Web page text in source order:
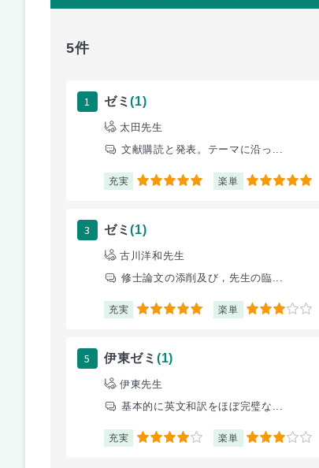
5件
1 ゼミ(1)
太田先生
文献購読と発表。テーマに沿っ...
充実 5 楽単 5
3 ゼミ(1)
古川洋和先生
修士論文の添削及び，先生の臨...
充実 5 楽単 3
5 伊東ゼミ (1)
伊東先生
基本的に英文和訳をほぼ完璧な...
充実 4 楽単 3